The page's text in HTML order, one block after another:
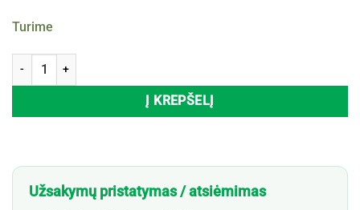
Turime
produkto kiekis: Gertuvė EH, 236 ml
Į KREPŠELĮ
Užsakymų pristatymas / atsiėmimas